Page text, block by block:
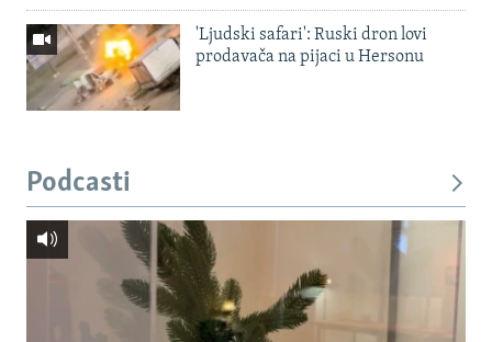
'Ljudski safari': Ruski dron lovi
prodavača na pijaci u Hersonu
Podcasti